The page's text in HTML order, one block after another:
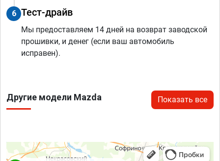
6 Тест-драйв
Мы предоставляем 14 дней на возврат заводской
прошивки, и денег (если ваш автомобиль
исправен).
Другие модели Mazda Показать все